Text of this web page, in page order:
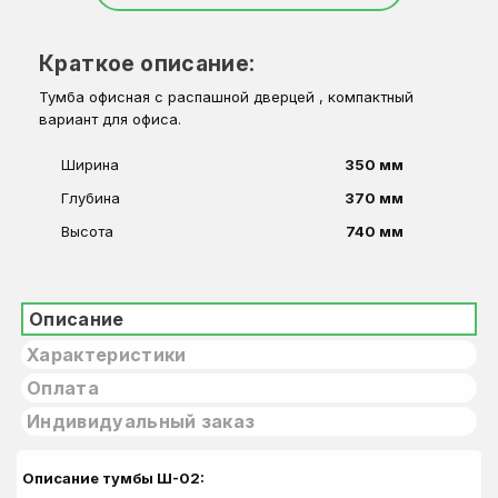
Краткое описание:
Тумба офисная с распашной дверцей , компактный
вариант для офиса.
Ширина
350 мм
Глубина
370 мм
Высота
740 мм
Описание
Характеристики
Оплата
Индивидуальный заказ
Описание тумбы Ш-02: